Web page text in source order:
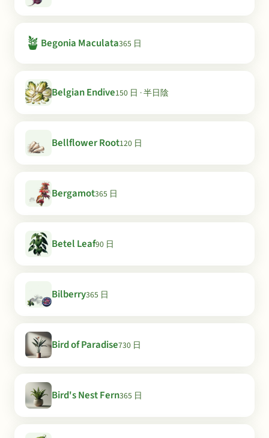
🪴 Begonia Maculata365 日
Belgian Endive150 日 · 半日陰
Bellflower Root120 日
Bergamot365 日
Betel Leaf90 日
Bilberry365 日
Bird of Paradise730 日
Bird's Nest Fern365 日